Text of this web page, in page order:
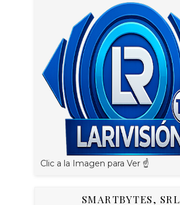
Clic a la Imagen para Ver ☝️
SMARTBYTES, SRL